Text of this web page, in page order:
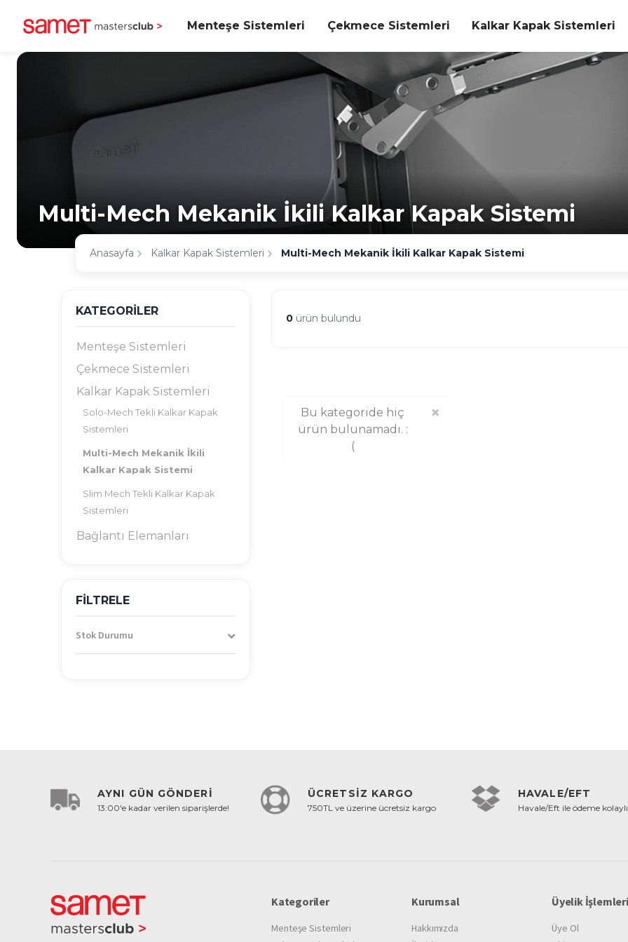
Menteşe Sistemleri Çekmece Sistemleri Kalkar Kapak Sistemleri
Multi-Mech Mekanik İkili Kalkar Kapak Sistemi
Anasayfa Kalkar Kapak Sistemleri Multi-Mech Mekanik İkili Kalkar Kapak Sistemi
KATEGORİLER
Menteşe Sistemleri
Çekmece Sistemleri
Kalkar Kapak Sistemleri
Solo-Mech Tekli Kalkar Kapak
Sistemleri
Multi-Mech Mekanik İkili
Kalkar Kapak Sistemi
Slim Mech Tekli Kalkar Kapak
Sistemleri
Bağlantı Elemanları
FİLTRELE
Stok Durumu
0 ürün bulundu
Bu kategoride hiç
ürün bulunamadı. :
(
×
AYNI GÜN GÖNDERİ
13:00'e kadar verilen siparişlerde!
ÜCRETSİZ KARGO
750TL ve üzerine ücretsiz kargo
HAVALE/EFT
Havale/Eft ile ödeme
Kategoriler
Menteşe Sistemleri
Kurumsal
Hakkımızda
Üyelik İşlemleri
Üye Ol